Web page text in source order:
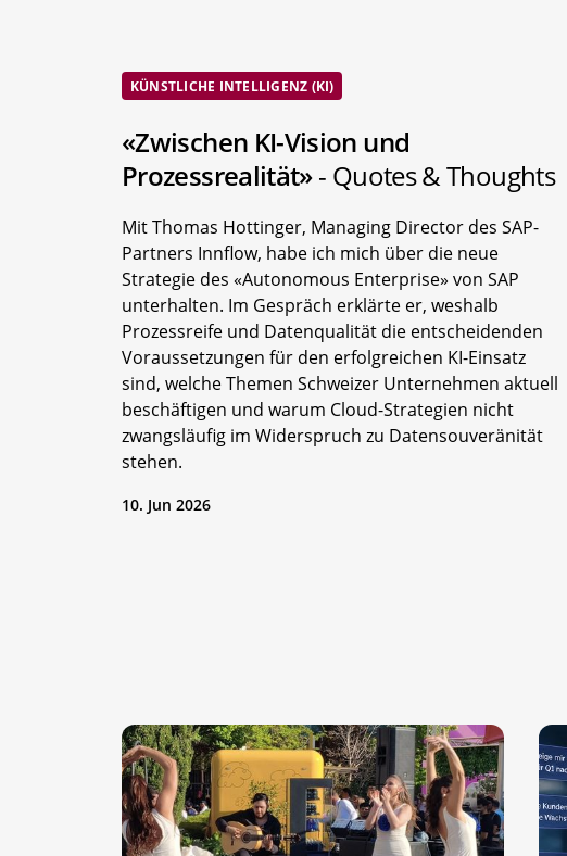
KÜNSTLICHE INTELLIGENZ (KI)
«Zwischen KI-Vision und
Prozessrealität»- Quotes & Thoughts
Mit Thomas Hottinger, Managing Director des SAP-
Partners Innflow, habe ich mich über die neue
Strategie des «Autonomous Enterprise» von SAP
unterhalten. Im Gespräch erklärte er, weshalb
Prozessreife und Datenqualität die entscheidenden
Voraussetzungen für den erfolgreichen KI-Einsatz
sind, welche Themen Schweizer Unternehmen aktuell
beschäftigen und warum Cloud-Strategien nicht
zwangsläufig im Widerspruch zu Datensouveränität
stehen.
10. Jun 2026